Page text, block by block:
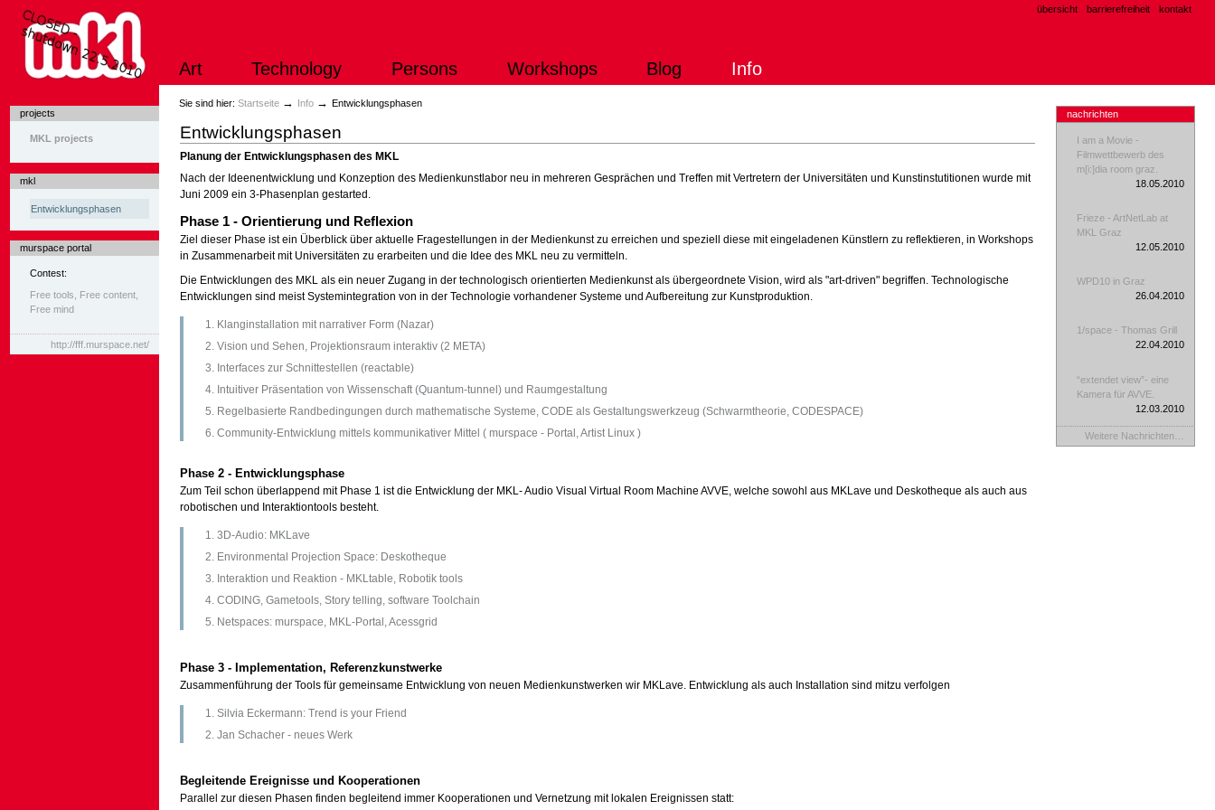
Inhalt
übersicht barrierefreiheit kontakt
Art Technology Persons Workshops Blog Info
projects
MKL projects
mkl
Entwicklungsphasen
murspace portal
Contest:
Free tools, Free content,
Free mind
http://fff.murspace.net/
Sie sind hier: Startseite → Info →Entwicklungsphasen
Entwicklungsphasen
Planung der Entwicklungsphasen des MKL
Nach der Ideenentwicklung und Konzeption des Medienkunstlabor neu in mehreren Gesprächen und Treffen mit Vertretern der Universitäten und Kunstinstutitionen wurde mit
Juni 2009 ein 3-Phasenplan gestarted.
Phase 1 - Orientierung und Reflexion
Ziel dieser Phase ist ein Überblick über aktuelle Fragestellungen in der Medienkunst zu erreichen und speziell diese mit eingeladenen Künstlern zu reflektieren, in Workshops
in Zusammenarbeit mit Universitäten zu erarbeiten und die Idee des MKL neu zu vermitteln.
Die Entwicklungen des MKL als ein neuer Zugang in der technologisch orientierten Medienkunst als übergeordnete Vision, wird als "art-driven" begriffen. Technologische
Entwicklungen sind meist Systemintegration von in der Technologie vorhandener Systeme und Aufbereitung zur Kunstproduktion.
Klanginstallation mit narrativer Form (Nazar)
Vision und Sehen, Projektionsraum interaktiv (2 META)
Interfaces zur Schnittestellen (reactable)
Intuitiver Präsentation von Wissenschaft (Quantum-tunnel) und Raumgestaltung
Regelbasierte Randbedingungen durch mathematische Systeme, CODE als Gestaltungswerkzeug (Schwarmtheorie, CODESPACE)
Community-Entwicklung mittels kommunikativer Mittel ( murspace - Portal, Artist Linux )
Phase 2 - Entwicklungsphase
Zum Teil schon überlappend mit Phase 1 ist die Entwicklung der MKL- Audio Visual Virtual Room Machine AVVE, welche sowohl aus MKLave und Deskotheque als auch aus
robotischen und Interaktiontools besteht.
3D-Audio: MKLave
Environmental Projection Space: Deskotheque
Interaktion und Reaktion - MKLtable, Robotik tools
CODING, Gametools, Story telling, software Toolchain
Netspaces: murspace, MKL-Portal, Acessgrid
Phase 3 - Implementation, Referenzkunstwerke
Zusammenführung der Tools für gemeinsame Entwicklung von neuen Medienkunstwerken wir MKLave. Entwicklung als auch Installation sind mitzu verfolgen
Silvia Eckermann: Trend is your Friend
Jan Schacher - neues Werk
Begleitende Ereignisse und Kooperationen
Parallel zur diesen Phasen finden begleitend immer Kooperationen und Vernetzung mit lokalen Ereignissen statt:
nachrichten
I am a Movie -
Filmwettbewerb des
m[i:]dia room graz.
18.05.2010
Frieze - ArtNetLab at
MKL Graz
12.05.2010
WPD10 in Graz
26.04.2010
1/space - Thomas Grill
22.04.2010
“extendet view”- eine
Kamera für AVVE.
12.03.2010
Weitere Nachrichten…